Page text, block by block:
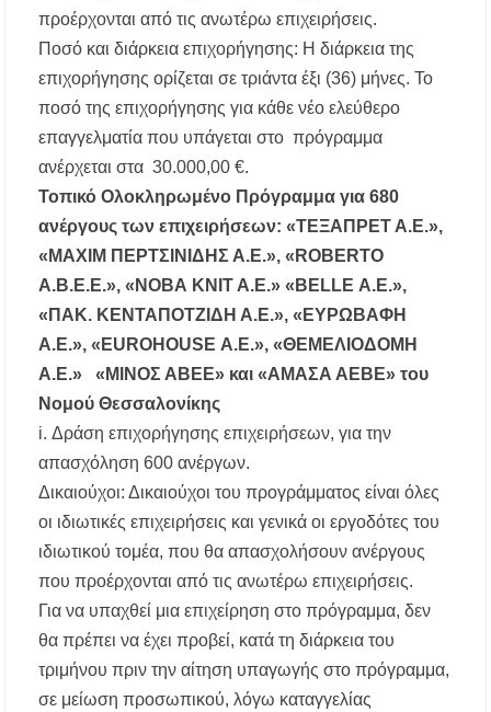
προέρχονται από τις ανωτέρω επιχειρήσεις.
Ποσό και διάρκεια επιχορήγησης: Η διάρκεια της
επιχορήγησης ορίζεται σε τριάντα έξι (36) μήνες. Το
ποσό της επιχορήγησης για κάθε νέο ελεύθερο
επαγγελματία που υπάγεται στο πρόγραμμα
ανέρχεται στα 30.000,00 €.
Τοπικό Ολοκληρωμένο Πρόγραμμα για 680
ανέργους των επιχειρήσεων: «ΤΕΞΑΠΡΕΤ Α.Ε.»,
«ΜΑΧΙΜ ΠΕΡΤΣΙΝΙΔΗΣ Α.Ε.», «ROBERTO
Α.Β.Ε.Ε.», «ΝΟΒΑ ΚΝΙΤ Α.Ε.» «BELLE Α.Ε.»,
«ΠΑΚ. ΚΕΝΤΑΠΟΤΖΙΔΗ Α.Ε.», «ΕΥΡΩΒΑΦΗ
Α.Ε.», «EUROHOUSE Α.Ε.», «ΘΕΜΕΛΙΟΔΟΜΗ
Α.Ε.» «ΜΙΝΟΣ ΑΒΕΕ» και «ΑΜΑΣΑ ΑΕΒΕ» του
Νομού Θεσσαλονίκης
i. Δράση επιχορήγησης επιχειρήσεων, για την
απασχόληση 600 ανέργων.
Δικαιούχοι: Δικαιούχοι του προγράμματος είναι όλες
οι ιδιωτικές επιχειρήσεις και γενικά οι εργοδότες του
ιδιωτικού τομέα, που θα απασχολήσουν ανέργους
που προέρχονται από τις ανωτέρω επιχειρήσεις.
Για να υπαχθεί μια επιχείρηση στο πρόγραμμα, δεν
θα πρέπει να έχει προβεί, κατά τη διάρκεια του
τριμήνου πριν την αίτηση υπαγωγής στο πρόγραμμα,
σε μείωση προσωπικού, λόγω καταγγελίας